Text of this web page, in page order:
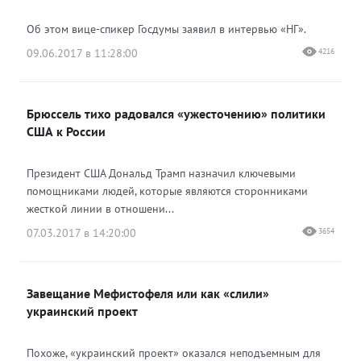
Об этом вице-спикер Госдумы заявил в интервью «НГ».
09.06.2017 в 11:28:00
4216
Брюссель тихо радовался «ужесточению» политики
США к России
Президент США Дональд Трамп назначил ключевыми
помощниками людей, которые являются сторонниками
жесткой линии в отношени...
07.03.2017 в 14:20:00
3654
Завещание Мефистофеля или как «слили»
украинский проект
Похоже, «украинский проект» оказался неподъемным для